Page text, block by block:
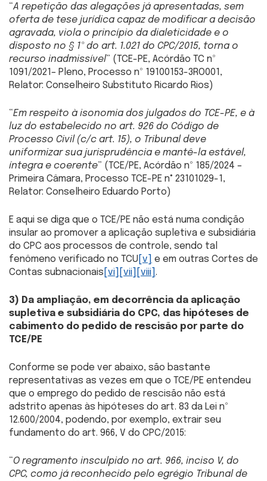
“A repetição das alegações já apresentadas, sem
oferta de tese jurídica capaz de modificar a decisão
agravada, viola o princípio da dialeticidade e o
disposto no § 1º do art. 1.021 do CPC/2015, torna o
recurso inadmissível” (TCE-PE, Acórdão TC nº
1091/2021– Pleno, Processo nº 19100153-3RO001,
Relator: Conselheiro Substituto Ricardo Rios)
“Em respeito à isonomia dos julgados do TCE-PE, e à
luz do estabelecido no art. 926 do Código de
Processo Civil (c/c art. 15), o Tribunal deve
uniformizar sua jurisprudência e mantê-la estável,
íntegra e coerente” (TCE/PE, Acórdão nº 185/2024 –
Primeira Câmara, Processo TCE-PE n° 23101029-1,
Relator: Conselheiro Eduardo Porto)
E aqui se diga que o TCE/PE não está numa condição
insular ao promover a aplicação supletiva e subsidiária
do CPC aos processos de controle, sendo tal
fenômeno verificado no TCU [v]
e em outras Cortes de
Contas subnacionais [vi] [vii] [viii] .
3) Da ampliação, em decorrência da aplicação
supletiva e subsidiária do CPC, das hipóteses de
cabimento do pedido de rescisão por parte do
TCE/PE
Conforme se pode ver abaixo, são bastante
representativas as vezes em que o TCE/PE entendeu
que o emprego do pedido de rescisão não está
adstrito apenas às hipóteses do art. 83 da Lei nº
12.600/2004, podendo, por exemplo, extrair seu
fundamento do art. 966, V do CPC/2015:
“O regramento insculpido no art. 966, inciso V, do
CPC, como já reconhecido pelo egrégio Tribunal de